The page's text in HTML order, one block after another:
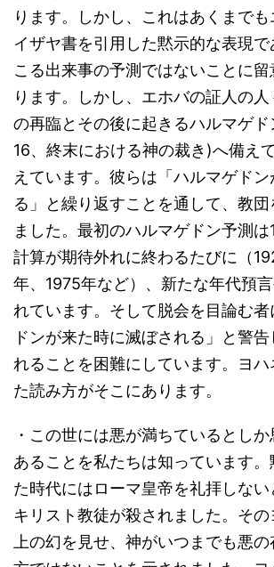
ります。しかし、これはあくまで
イザヤ書を引用した黙示的な表現
こる出来事の予測ではないことに
ります。しかし、エホバの証人の人
の再臨とその後に起きるハルマゲド
16、終末における神の裁き)へ備え
えています。彼らは「ハルマゲド
る」と繰り返すことを通して、教団
ました。最初のハルマゲドン予測
計算が期待外れに終わるたびに（
年、1975年など）、新たな年代預
れています。そして脱会を目論む
ドンが来た時に滅ぼされる」と警
れることを困難にしています。ヨハ
た読み方がそこにあります。
・この世には悪が満ちているとし
あることを私たちは知っています
た時代にはローマ皇帝を礼拝しない
キリスト教徒が殺されました。そ
上の幻を見せ、神がいつまでも悪